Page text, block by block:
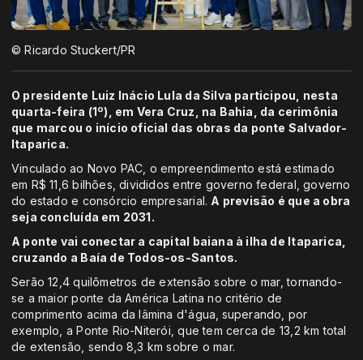
© Ricardo Stuckert/PR
O presidente Luiz Inácio Lula da Silva participou, nesta
quarta-feira (1º), em Vera Cruz, na Bahia, da cerimônia
que marcou o início oficial das obras da ponte Salvador-
Itaparica.
Vinculado ao Novo PAC, o empreendimento está estimado
em R$ 11,6 bilhões, divididos entre governo federal, governo
do estado e consórcio empresarial. A previsão é que a obra
seja concluída em 2031.
A ponte vai conectar a capital baiana à ilha de Itaparica,
cruzando a Baía de Todos-os-Santos.
Serão 12,4 quilômetros de extensão sobre o mar, tornando-
se a maior ponte da América Latina no critério de
comprimento acima da lâmina d'água, superando, por
exemplo, a Ponte Rio-Niterói, que tem cerca de 13,2 km total
de extensão, sendo 8,3 km sobre o mar.